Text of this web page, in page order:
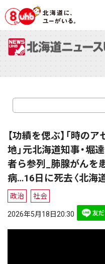
【功績を偲ぶ】「時の
地」元北海道知事・堀
者ら参列_肺腺がんを
病…16日に死去〈北海道
政治 社会
2026年5月18日20:30